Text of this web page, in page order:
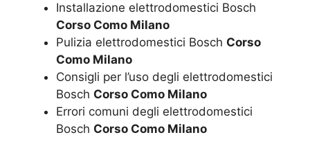
Installazione elettrodomestici Bosch
Corso Como Milano
Pulizia elettrodomestici Bosch Corso
Como Milano
Consigli per l’uso degli elettrodomestici
Bosch Corso Como Milano
Errori comuni degli elettrodomestici
Bosch Corso Como Milano